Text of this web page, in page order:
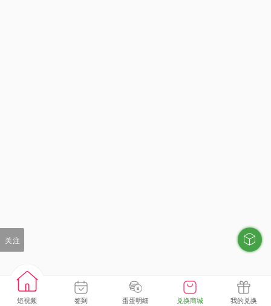
短视频 签到 蛋蛋明细 兑换商城 我的兑换
关注